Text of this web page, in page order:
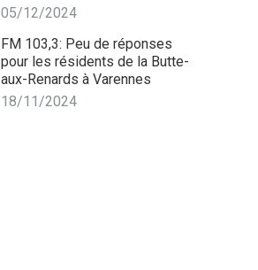
05/12/2024
FM 103,3: Peu de réponses
pour les résidents de la Butte-
aux-Renards à Varennes
18/11/2024